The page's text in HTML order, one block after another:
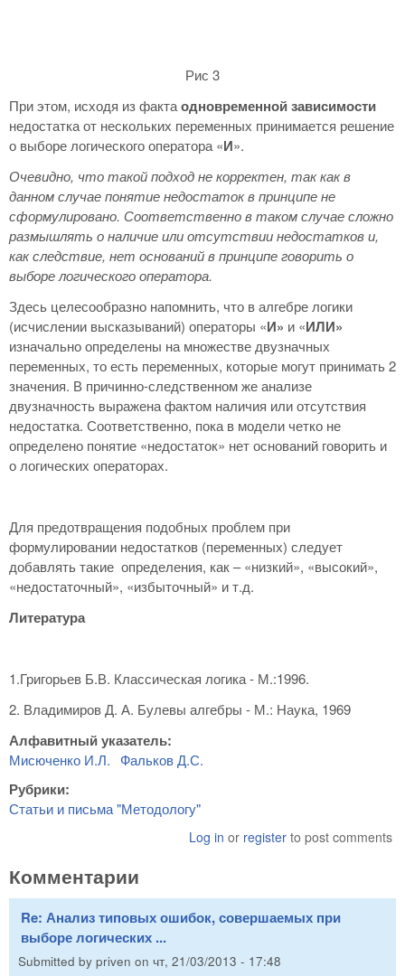
Рис 3
При этом, исходя из фактаодновременной зависимости
недостатка от нескольких переменных принимается решение
о выборе логического оператора «И».
Очевидно, что такой подход не корректен, так как в
данном случае понятие недостаток в принципе не
сформулировано. Соответственно в таком случае сложно
размышлять о наличие или отсутствии недостатков и,
как следствие, нет оснований в принципе говорить о
выборе логического оператора.
Здесь целесообразно напомнить, что в алгебре логики
(исчислении высказываний) операторы «И» и «ИЛИ»
изначально определены на множестве двузначных
переменных, то есть переменных, которые могут принимать 2
значения. В причинно-следственном же анализе
двузначность выражена фактом наличия или отсутствия
недостатка. Соответственно, пока в модели четко не
определено понятие «недостаток» нет оснований говорить и
о логических операторах.
Для предотвращения подобных проблем при
формулировании недостатков (переменных) следует
добавлять такие определения, как – «низкий», «высокий»,
«недостаточный», «избыточный» и т.д.
Литература
1.Григорьев Б.В. Классическая логика - М.:1996.
2. Владимиров Д. А. Булевы алгебры - М.: Наука, 1969
Алфавитный указатель:
Мисюченко И.Л. Фальков Д.С.
Рубрики:
Статьи и письма "Методологу"
Log in or register to post comments
Комментарии
Re: Анализ типовых ошибок, совершаемых при
выборе логических ...
Submitted by priven on чт, 21/03/2013 - 17:48